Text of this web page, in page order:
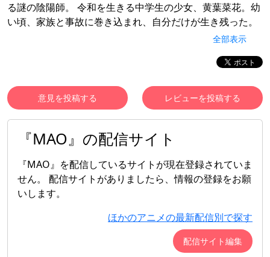
る謎の陰陽師。 令和を生きる中学生の少女、黄葉菜花。幼
い頃、家族と事故に巻き込まれ、自分だけが生き残った。
ある日、菜花が事故現場となった商店街の門をくぐると、
菜花は―― ｢おまえ、妖だろう。」 摩緒にそう告げられ、
れていた 摩緒と菜花は、連鎖する“呪い”に立ち向かってい
く！ 没入型ダークファンタジー×時代を越えるタイムスリ
ップミステリー いよいよ開幕!
全部表示
意見を投稿する レビューを投稿する
『MAO』の配信サイト
『MAO』を配信しているサイトが現在登録されていま
せん。 配信サイトがありましたら、情報の登録をお願
いします。
ほかのアニメの最新配信別で探す
配信サイト編集